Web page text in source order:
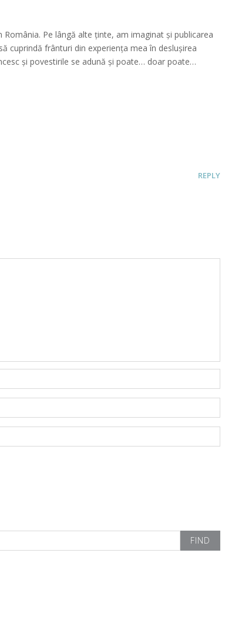
România. Pe lângă alte ținte, am imaginat și publicarea
cuprindă frânturi din experiența mea în deslușirea
și povestirile se adună și poate… doar poate…
REPLY